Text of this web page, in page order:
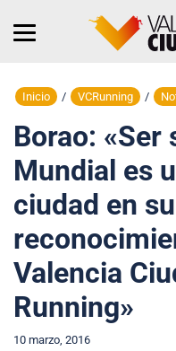
Inicio / VCRunning /
Borao: «Ser
Mundial es
ciudad en
Valencia
Running»
10 marzo, 2016